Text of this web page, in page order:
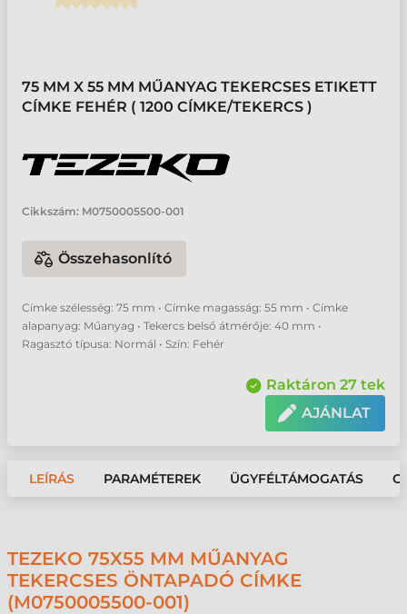
75 MM X 55 MM MŰANYAG TEKERCSES ETIKETT
CÍMKE FEHÉR ( 1200 CÍMKE/TEKERCS )
Cikkszám: M0750005500-001
Összehasonlító
Címke szélesség: 75 mm • Címke magasság: 55 mm • Címke
alapanyag: Műanyag • Tekercs belső átmérője: 40 mm •
Ragasztó típusa: Normál • Szín: Fehér
Raktáron 27 tek
AJÁNLAT
LEÍRÁS PARAMÉTEREK ÜGYFÉLTÁMOGATÁS
TEZEKO 75X55 MM MŰANYAG
TEKERCSES ÖNTAPADÓ CÍMKE
(M0750005500-001)